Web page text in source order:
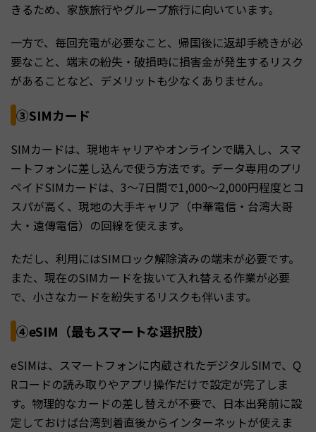
きるため、家族旅行やグループ旅行に向いています。
一方で、毎回充電が必要なこと、帰国後に返却手続きが必
要なこと、端末の紛失・破損時に損害金が発生するリスク
があることなど、デメリットも少なくありません。
③SIMカード
SIMカードは、現地キャリアやオンラインで購入し、スマ
ートフォンに差し込んで使う方法です。データ専用のプリ
ペイドSIMカードは、3〜7日間で1,000〜2,000円程度とコ
スパが高く、現地の大手キャリア（中華電信・台湾大哥
大・遠傳電信）の回線を使えます。
ただし、利用にはSIMロック解除済みの端末が必要です。
また、現在のSIMカードを抜いて入れ替える作業が必要
で、小さなカードを紛失するリスクも伴います。
④eSIM（最もスマートな選択肢）
eSIMは、スマートフォンに内蔵されたデジタルSIMで、Q
Rコードの読み取りやアプリ操作だけで設定が完了しま
す。物理的なカードの差し替えが不要で、日本出発前に設
定しておけば台湾到着直後からインターネットが使えま